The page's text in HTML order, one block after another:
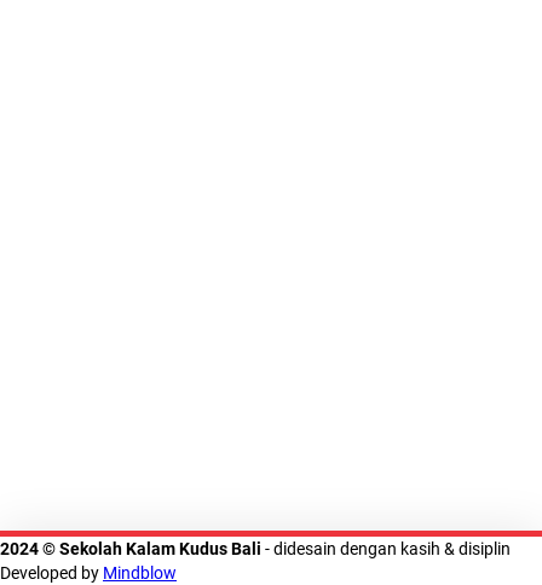
2024 © Sekolah Kalam Kudus Bali - didesain dengan kasih & disiplin
Developed by Mindblow